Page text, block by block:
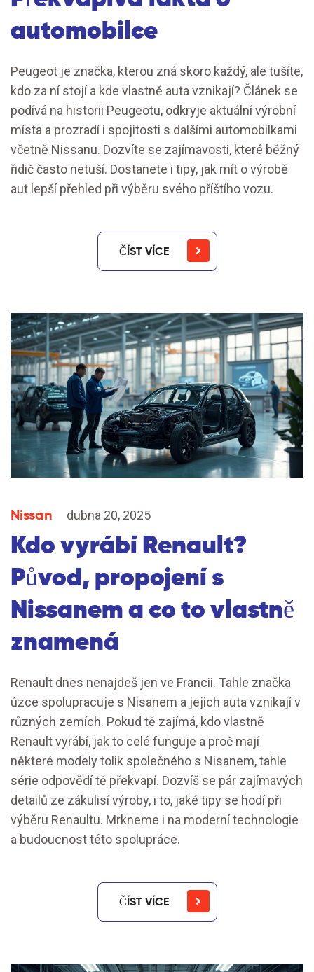
automobilce
Peugeot je značka, kterou zná skoro každý, ale tušíte,
kdo za ní stojí a kde vlastně auta vznikají? Článek se
podívá na historii Peugeotu, odkryje aktuální výrobní
místa a prozradí i spojitosti s dalšími automobilkami
včetně Nissanu. Dozvíte se zajímavosti, které běžný
řidič často netuší. Dostanete i tipy, jak mít o výrobě
aut lepší přehled při výběru svého příštího vozu.
ČÍST VÍCE
Nissan dubna 20, 2025
Kdo vyrábí Renault?
Původ, propojení s
Nissanem a co to vlastně
znamená
Renault dnes nenajdeš jen ve Francii. Tahle značka
úzce spolupracuje s Nisanem a jejich auta vznikají v
různých zemích. Pokud tě zajímá, kdo vlastně
Renault vyrábí, jak to celé funguje a proč mají
některé modely tolik společného s Nisanem, tahle
série odpovědí tě překvapí. Dozvíš se pár zajímavých
detailů ze zákulisí výroby, i to, jaké tipy se hodí při
výběru Renaultu. Mrkneme i na moderní technologie
a budoucnost této spolupráce.
ČÍST VÍCE